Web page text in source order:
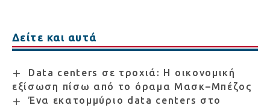
Δείτε και αυτά
Data centers σε τροχιά: Η οικονομική
εξίσωση πίσω από το όραμα Μασκ–Μπέζος
Ένα εκατομμύριο data centers στο